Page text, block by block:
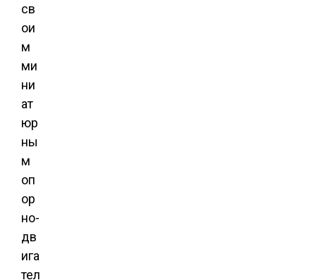
св
ои
м
ми
ни
ат
юр
ны
м
оп
ор
но-
дв
ига
тел